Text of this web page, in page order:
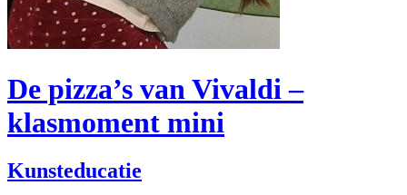
De pizza’s van Vivaldi –
klasmoment mini
Kunsteducatie